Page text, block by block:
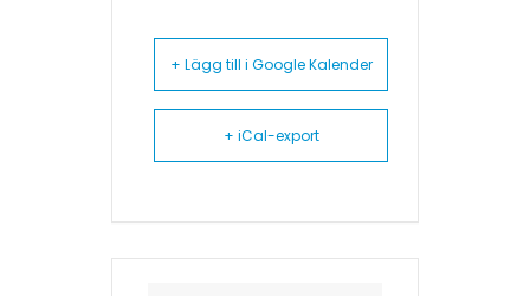
+ Lägg till i Google Kalender
+ iCal-export